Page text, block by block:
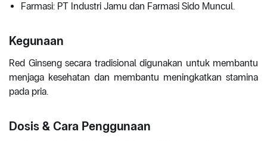
Farmasi: PT Industri Jamu dan Farmasi Sido Muncul.
Kegunaan
Red Ginseng secara tradisional digunakan untuk membantu
menjaga kesehatan dan membantu meningkatkan stamina
pada pria.
Dosis & Cara Penggunaan